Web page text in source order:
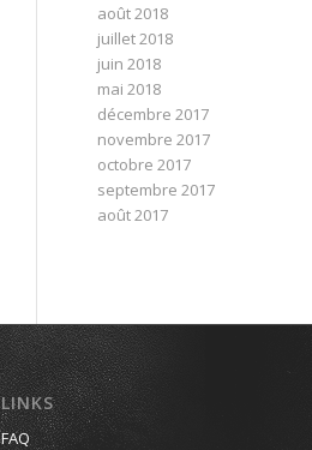
août 2018
juillet 2018
juin 2018
mai 2018
décembre 2017
novembre 2017
octobre 2017
septembre 2017
août 2017
LINKS
FAQ